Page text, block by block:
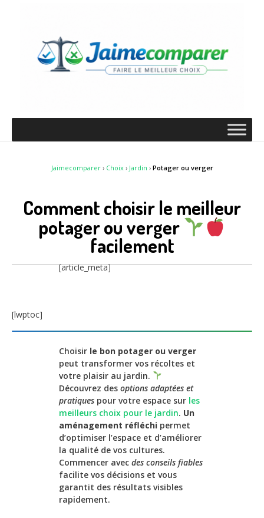
Jaimecomparer› Choix› Jardin › Potager ou verger
Comment choisir le meilleur
potager ou verger
facilement
[article_meta]
[lwptoc]
Choisir le bon potager ou verger
peut transformer vos récoltes et
votre plaisir au jardin.
Découvrez des options adaptées et
pratiques pour votre espace sur les
meilleurs choix pour le jardin. Un
aménagement réfléchi permet
d’optimiser l’espace et d’améliorer
la qualité de vos cultures.
Commencer avec des conseils fiables
facilite vos décisions et vous
garantit des résultats visibles
rapidement.